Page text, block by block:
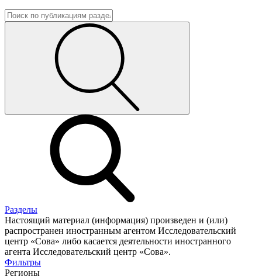
Разделы
Настоящий материал (информация) произведен и (или)
распространен иностранным агентом Исследовательский
центр «Сова» либо касается деятельности иностранного
агента Исследовательский центр «Сова».
Фильтры
Регионы